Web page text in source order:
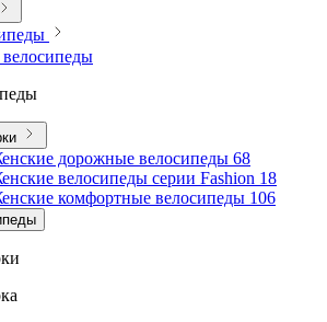
дорожные велосипеды 68
велосипеды серии Fashion 18
комфортные велосипеды 106